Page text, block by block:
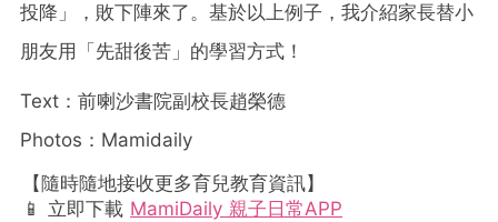
投降」，敗下陣來了。基於以上例子，我介紹家長替小
朋友用「先甜後苦」的學習方式！
Text：前喇沙書院副校長趙榮德
Photos：Mamidaily
【隨時隨地接收更多育兒教育資訊】
📱 立即下載 MamiDaily 親子日常APP